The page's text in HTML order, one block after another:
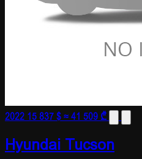
2022 15 837 $≈ 41 509 ₾
Hyundai Tucson